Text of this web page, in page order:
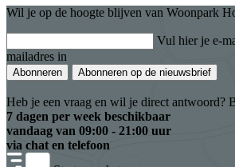
Wil je op de hoogte blijven van Woonpark
Vul hier je e-
mailadres in
Abonneren Abonneren op de nieuwsbrief
Heb je een vraag en wil je direct antwoord?
7 dagen per week beschikbaar
vandaag van 09:00 - 21:00 uur
via chat en telefoon